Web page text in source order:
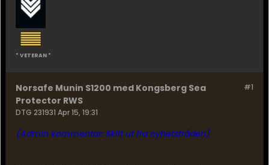
* VETERAN *
#1
Norsafe Munin S1200 med Kongsberg Sea
Protector RWS
DTG 231931 Apr 15, 19:31
(Admin kommentar: Skilt ut fra nyhetstråden)